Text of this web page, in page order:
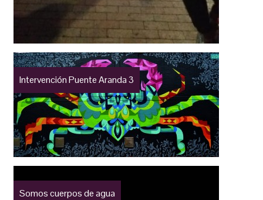
Intervención Puente Aranda 3
Somos cuerpos de agua